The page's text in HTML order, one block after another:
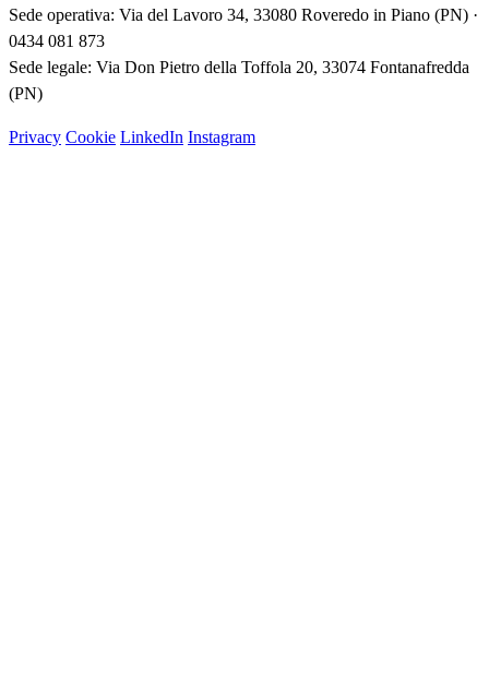
Sede operativa: Via del Lavoro 34, 33080 Roveredo in Piano (PN) ·
0434 081 873
Sede legale: Via Don Pietro della Toffola 20, 33074 Fontanafredda
(PN)
Privacy Cookie LinkedIn Instagram